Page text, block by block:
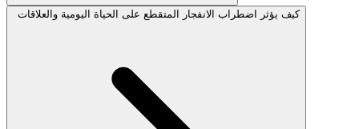
كيف يؤثر اضطراب الانفجار المتقطع على الحياة اليومية والعلاقات